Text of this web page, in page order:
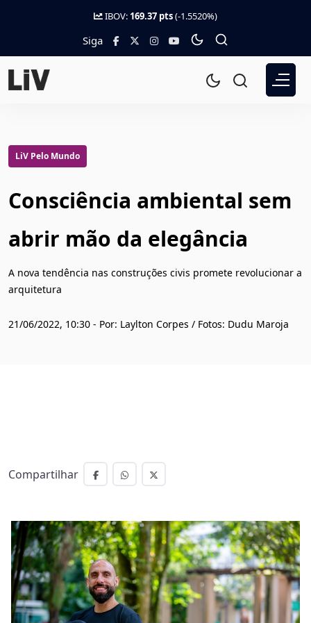
IBOV: 169.37 pts(-1.5520%)
Siga
LiV Pelo Mundo
Consciência ambiental sem
abrir mão da elegância
A nova tendência nas construções civis promete revolucionar a
arquitetura
21/06/2022, 10:30 - Por: Laylton Corpes / Fotos: Dudu Maroja
Compartilhar